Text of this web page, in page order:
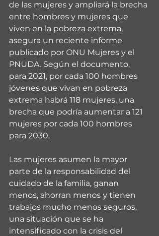
de las mujeres y ampliará la brecha
entre hombres y mujeres que
viven en la pobreza extrema,
asegura un reciente informe
publicado por ONU Mujeres y el
PNUDA. Según el documento,
para 2021, por cada 100 hombres
jóvenes que vivan en pobreza
extrema habrá 118 mujeres, una
brecha que podría aumentar a 121
mujeres por cada 100 hombres
para 2030.
Las mujeres asumen la mayor
parte de la responsabilidad del
cuidado de la familia, ganan
menos, ahorran menos y tienen
trabajos mucho menos seguros,
una situación que se ha
intensificado con la crisis del